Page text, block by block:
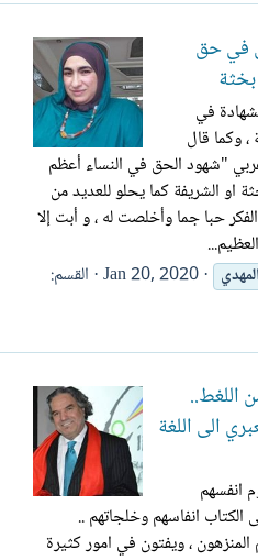
في حق
في
وكما قال
"شهود الحق في النساء أعظم
او الشريفة كما يحلو للعديد من
حبا جما وأخلصت له ، و أبت إلا
Jan 20, 2020 القسم:
اللغط..
الى اللغة
انفسهم
انفاسهم وخلجاتهم ..
، ويفتون في امور كثيرة